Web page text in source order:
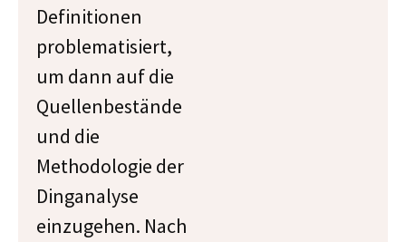
Definitionen
problematisiert,
um dann auf die
Quellenbestände
und die
Methodologie der
Dinganalyse
einzugehen. Nach